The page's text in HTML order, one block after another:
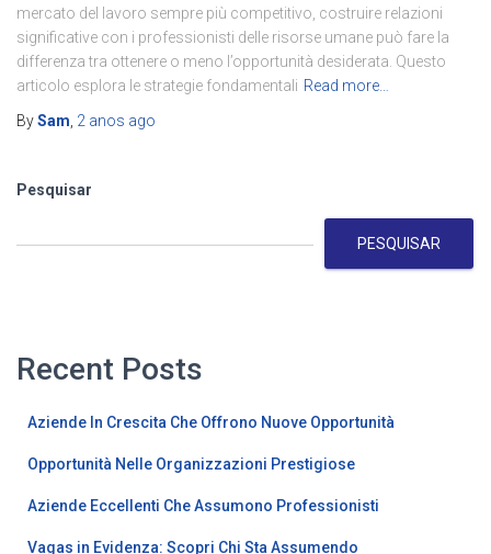
mercato del lavoro sempre più competitivo, costruire relazioni
significative con i professionisti delle risorse umane può fare la
differenza tra ottenere o meno l’opportunità desiderata. Questo
articolo esplora le strategie fondamentali Read more…
BySam, 2 anos ago
Pesquisar
PESQUISAR
Recent Posts
Aziende In Crescita Che Offrono Nuove Opportunità
Opportunità Nelle Organizzazioni Prestigiose
Aziende Eccellenti Che Assumono Professionisti
Vagas in Evidenza: Scopri Chi Sta Assumendo